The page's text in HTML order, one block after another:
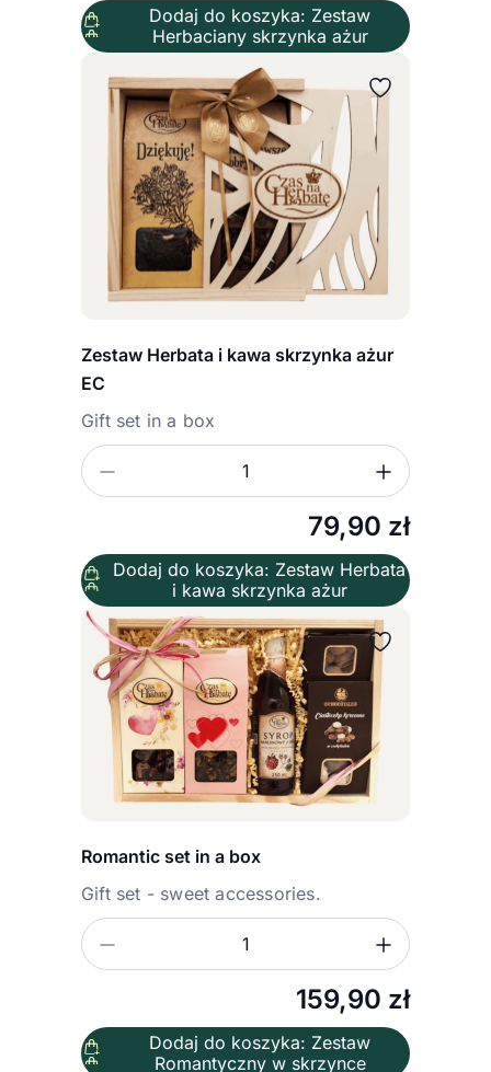
Dodaj do koszyka: Zestaw
Herbaciany skrzynka ażur
Zestaw Herbata i kawa skrzynka ażur
EC
Gift set in a box
79,90 zł
Zmniejsz ilość
Dodaj do koszyka: Zestaw Herbata
i kawa skrzynka ażur
Romantic set in a box
Gift set - sweet accessories.
159,90 zł
Zmniejsz ilość
Dodaj do koszyka: Zestaw
Romantyczny w skrzynce